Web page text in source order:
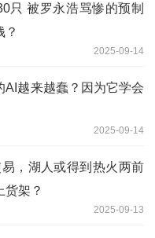
只 被罗永浩骂惨的预制
？
2025-09-14
AI越来越蠢？因为它学会
2025-09-14
，湖人或得到热火两前
货架？
2025-09-13